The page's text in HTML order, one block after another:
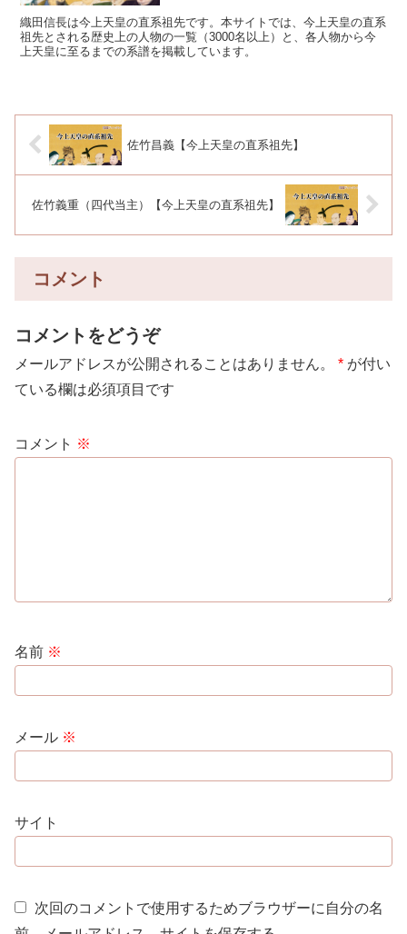
織田信長は今上天皇の直系祖先です。本サイトでは、今上天皇の直系
祖先とされる歴史上の人物の一覧（3000名以上）と、各人物から今
上天皇に至るまでの系譜を掲載しています。
佐竹昌義【今上天皇の直系祖先】
佐竹義重（四代当主）【今上天皇の直系祖先】
コメント
コメントをどうぞ
メールアドレスが公開されることはありません。 * が付い
ている欄は必須項目です
コメント ※
名前 ※
メール ※
サイト
次回のコメントで使用するためブラウザーに自分の名